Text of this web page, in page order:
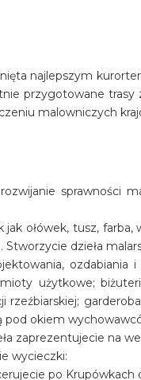
najlepszym
przygotowane
malowniczych
sprawności
ołówek, tusz,
dzieła
użytkowe;
rzeźbiarskiej;
pod okiem
zaprezentujecie na
wycieczki:
po Krupówkach